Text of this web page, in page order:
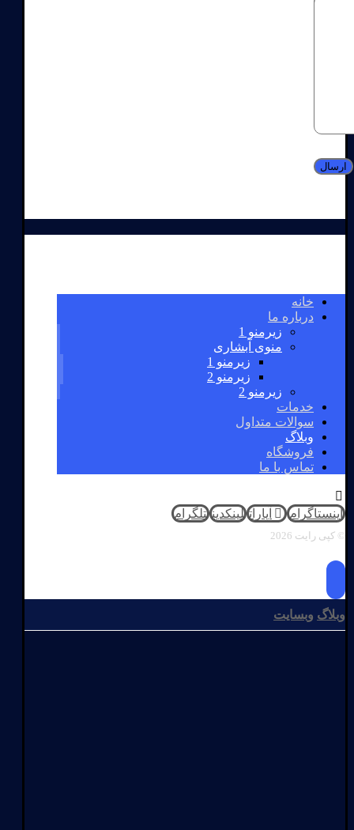
خانه
درباره ما
زیرمنو 1
منوی آبشاری
زیرمنو 1
زیرمنو 2
زیرمنو 2
خدمات
سوالات متداول
وبلاگ
فروشگاه
تماس با ما
اینستاگرام آپارات لینکدین تلگرام
© کپی رایت 2026
وبلاگ وبسایت